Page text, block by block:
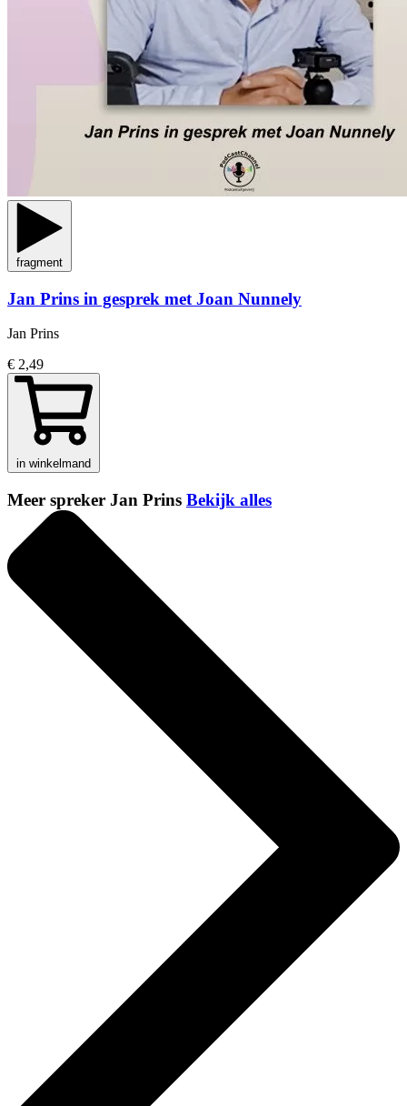
fragment
Jan Prins in gesprek met Joan Nunnely
Jan Prins
€ 2,49
in winkelmand
Meer spreker Jan Prins Bekijk alles